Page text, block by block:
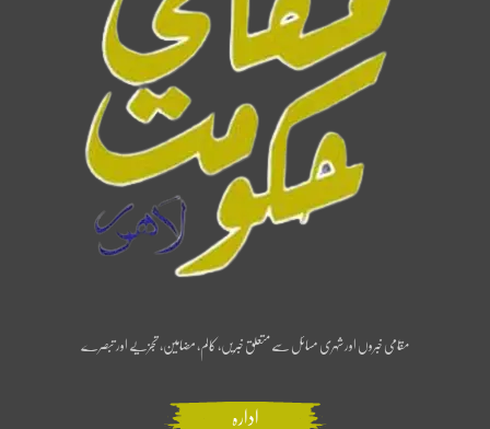
مقامی خبروں اور شہری مسائل سے متعلق خبریں، کالم، مضامین، تجزیے اور تبصرے
ادارہ